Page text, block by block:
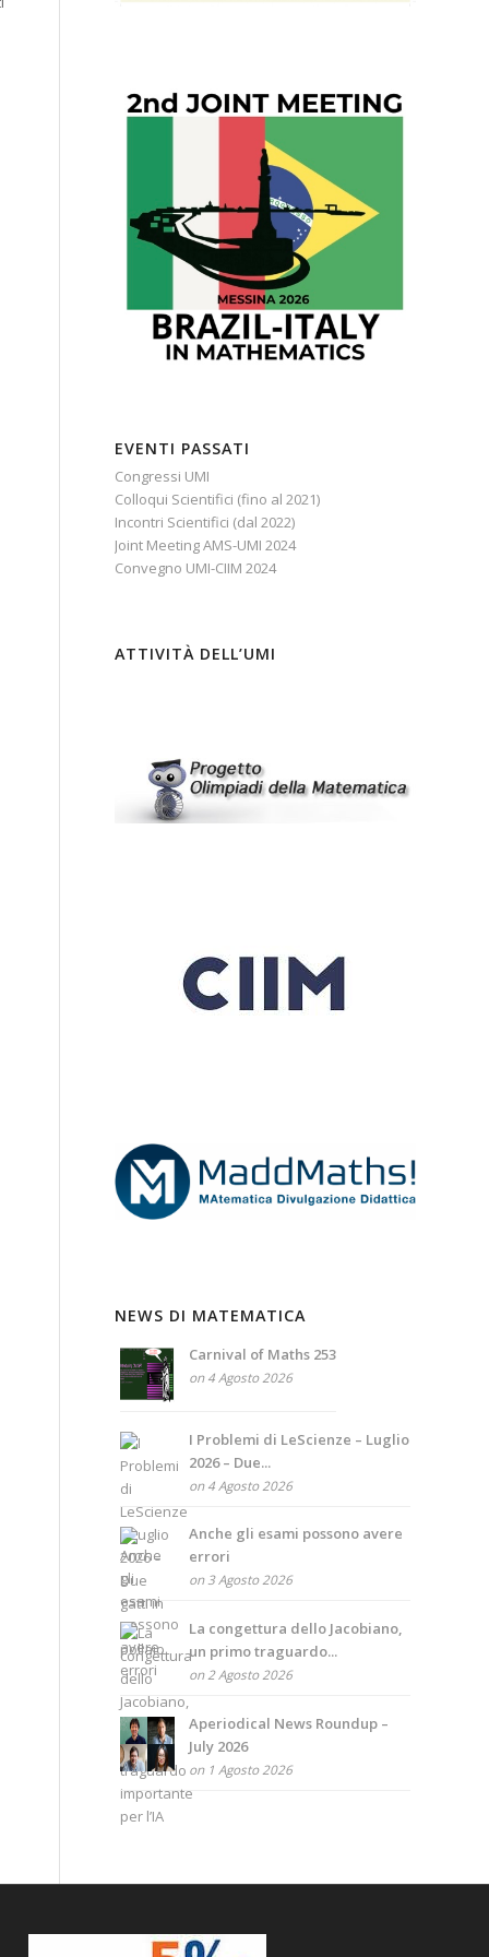
EVENTI PASSATI
Congressi UMI
Colloqui Scientifici (fino al 2021)
Incontri Scientifici (dal 2022)
Joint Meeting AMS-UMI 2024
Convegno UMI-CIIM 2024
ATTIVITÀ DELL’UMI
NEWS DI MATEMATICA
Carnival of Maths 253
on 4 Agosto 2026
I Problemi di LeScienze – Luglio
2026 – Due...
on 4 Agosto 2026
Anche gli esami possono avere
errori
on 3 Agosto 2026
La congettura dello Jacobiano,
un primo traguardo...
on 2 Agosto 2026
Aperiodical News Roundup –
July 2026
on 1 Agosto 2026